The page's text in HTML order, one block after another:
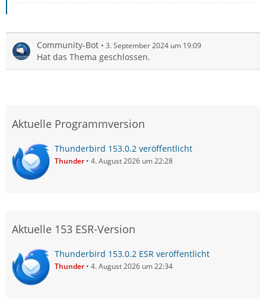
Community-Bot 3. September 2024 um 19:09
Hat das Thema geschlossen.
Aktuelle Programmversion
Thunderbird 153.0.2 veröffentlicht
Thunder 4. August 2026 um 22:28
Aktuelle 153 ESR-Version
Thunderbird 153.0.2 ESR veröffentlicht
Thunder 4. August 2026 um 22:34